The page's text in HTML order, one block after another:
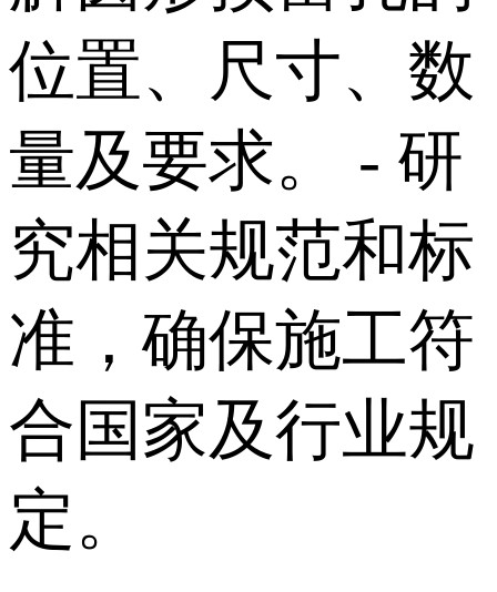
位置、尺寸、数
量及要求。 - 研
究相关规范和标
准，确保施工符
合国家及行业规
定。